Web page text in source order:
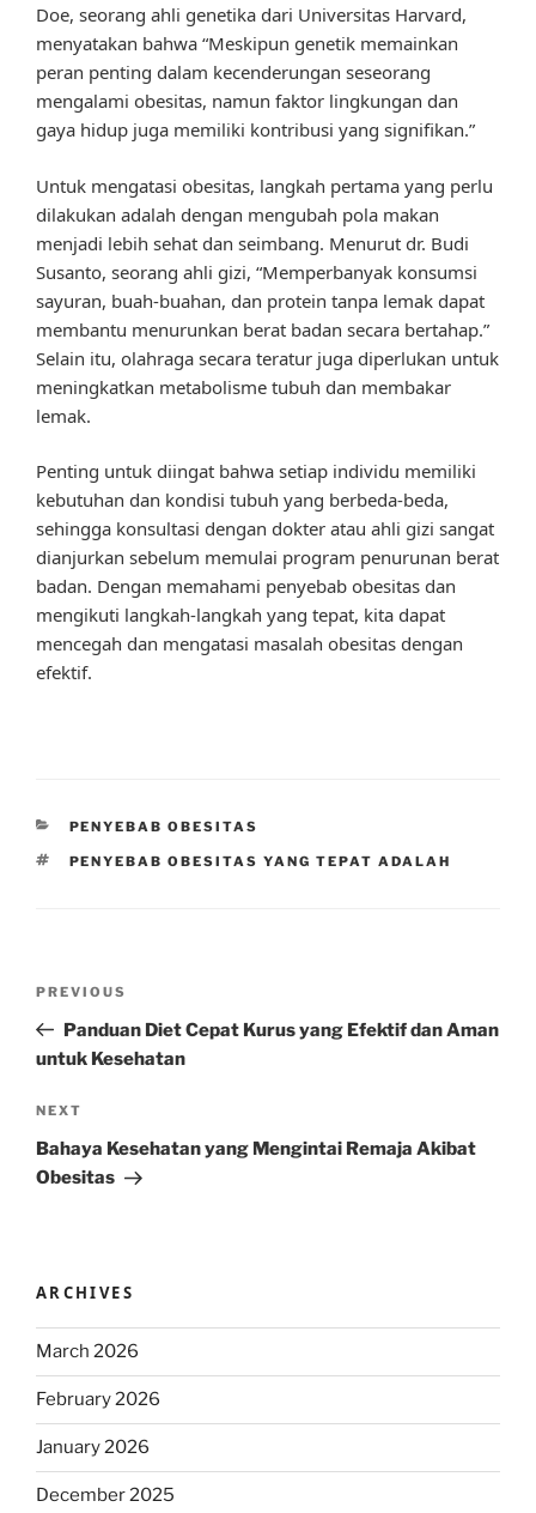
Doe, seorang ahli genetika dari Universitas Harvard,
menyatakan bahwa “Meskipun genetik memainkan
peran penting dalam kecenderungan seseorang
mengalami obesitas, namun faktor lingkungan dan
gaya hidup juga memiliki kontribusi yang signifikan.”
Untuk mengatasi obesitas, langkah pertama yang perlu
dilakukan adalah dengan mengubah pola makan
menjadi lebih sehat dan seimbang. Menurut dr. Budi
Susanto, seorang ahli gizi, “Memperbanyak konsumsi
sayuran, buah-buahan, dan protein tanpa lemak dapat
membantu menurunkan berat badan secara bertahap.”
Selain itu, olahraga secara teratur juga diperlukan untuk
meningkatkan metabolisme tubuh dan membakar
lemak.
Penting untuk diingat bahwa setiap individu memiliki
kebutuhan dan kondisi tubuh yang berbeda-beda,
sehingga konsultasi dengan dokter atau ahli gizi sangat
dianjurkan sebelum memulai program penurunan berat
badan. Dengan memahami penyebab obesitas dan
mengikuti langkah-langkah yang tepat, kita dapat
mencegah dan mengatasi masalah obesitas dengan
efektif.
CATEGORIES
PENYEBAB OBESITAS
TAGS
PENYEBAB OBESITAS YANG TEPAT ADALAH
Previous
Post
PREVIOUS
Panduan Diet Cepat Kurus yang Efektif dan Aman
untuk Kesehatan
Next
Post
NEXT
Bahaya Kesehatan yang Mengintai Remaja Akibat
Obesitas
ARCHIVES
March 2026
February 2026
January 2026
December 2025